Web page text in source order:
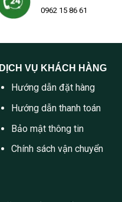
0962 15 86 61
DỊCH VỤ KHÁCH HÀNG
Hướng dẫn đặt hàng
Hướng dẫn thanh toán
Bảo mật thông tin
Chính sách vận chuyển